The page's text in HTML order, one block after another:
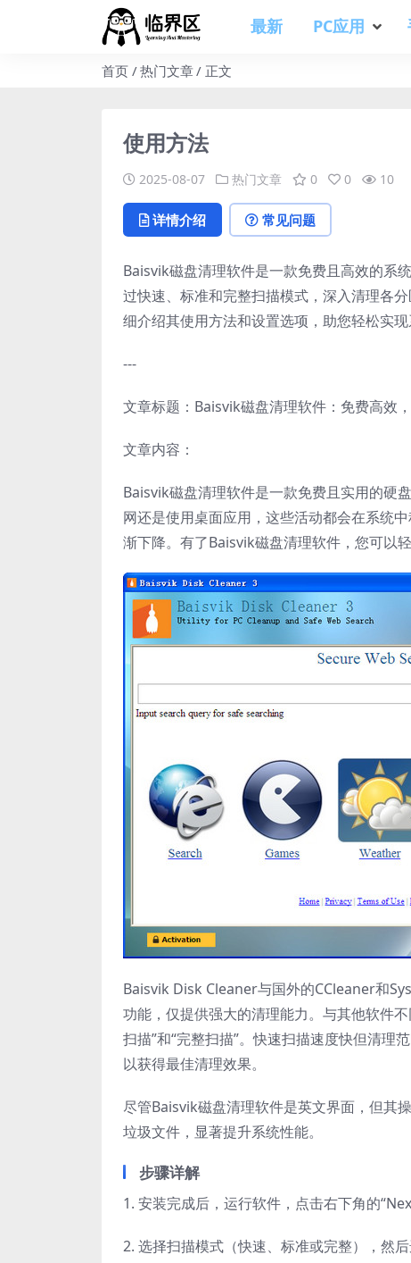
最新 PC应用
首页 热门文章 正文
使用方法
2025-08-07 热门文章 0 0 10
详情介绍 常见问题
Baisvik磁盘清理软件是一款免费且高效的系
过快速、标准和完整扫描模式，深入清理各
细介绍其使用方法和设置选项，助您轻松实现
---
文章标题：Baisvik磁盘清理软件：免费高效
文章内容：
Baisvik磁盘清理软件是一款免费且实用的硬
网还是使用桌面应用，这些活动都会在系统
渐下降。有了Baisvik磁盘清理软件，您可以轻
Baisvik Disk Cleaner与国外的CCleaner和
功能，仅提供强大的清理能力。与其他软件
扫描”和“完整扫描”。快速扫描速度快但清理
以获得最佳清理效果。
尽管Baisvik磁盘清理软件是英文界面，但其
垃圾文件，显著提升系统性能。
步骤详解
1. 安装完成后，运行软件，点击右下角的
2. 选择扫描模式（快速、标准或完整），然后